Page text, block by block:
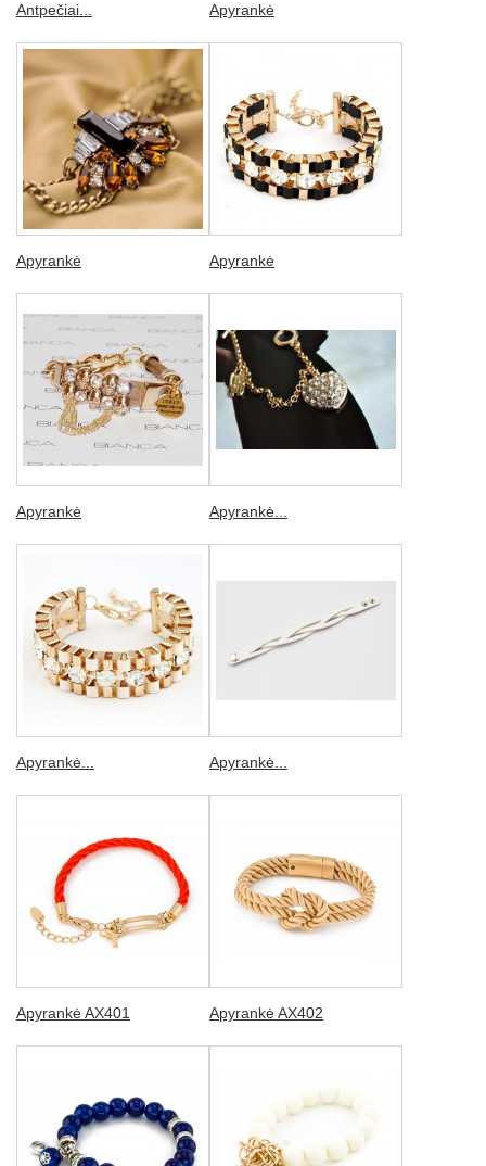
Antpečiai... Apyrankė
Apyrankė Apyrankė
Apyrankė Apyrankė...
Apyrankė... Apyrankė...
Apyrankė AX401 Apyrankė AX402